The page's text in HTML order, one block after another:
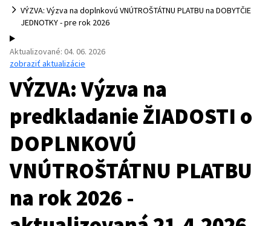
VÝZVA: Výzva na doplnkovú VNÚTROŠTÁTNU PLATBU na DOBYTČIE
JEDNOTKY - pre rok 2026
Aktualizované: 04. 06. 2026
zobraziť aktualizácie
VÝZVA: Výzva na
predkladanie ŽIADOSTI o
DOPLNKOVÚ
VNÚTROŠTÁTNU PLATBU
na rok 2026 -